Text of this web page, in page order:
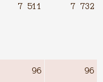
7 511 7 732
96 96